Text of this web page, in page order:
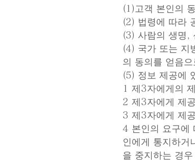
(1)고객 본인의
(2) 법령에 따라
(3) 사람의 생명,
(4) 국가 또는 지
의 동의를 얻음
(5) 정보 제공에
1 제3자에게의
2 제3자에게 제
3 제3자에게 제
4 본인의 요구에
인에게 통지하거
을 중지하는 경우